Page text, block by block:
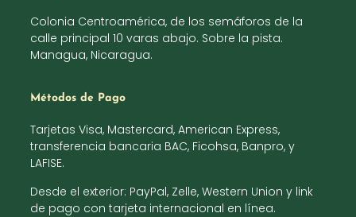
Colonia Centroamérica, de los semáforos de la
calle principal 10 varas abajo. Sobre la pista.
Managua, Nicaragua.
Métodos de Pago
Tarjetas Visa, Mastercard, American Express,
transferencia bancaria BAC, Ficohsa, Banpro, y
LAFISE.
Desde el exterior: PayPal, Zelle, Western Union y link
de pago con tarjeta internacional en línea.